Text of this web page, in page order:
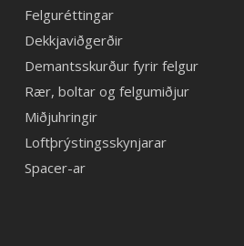
Felguréttingar
Dekkjaviðgerðir
Demantsskurður fyrir felgur
Rær, boltar og felgumiðjur
Miðjuhringir
Loftþrýstingsskynjarar
Spacer-ar